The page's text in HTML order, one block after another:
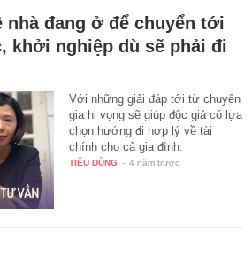
nhà đang ở để chuyển tới
khởi nghiệp dù sẽ phải đi
Với những giải đáp tới từ chuyên
gia hi vọng sẽ giúp độc giả có lựa
chọn hướng đi hợp lý về tài
chính cho cả gia đình.
TIÊU DÙNG - 4 năm trước